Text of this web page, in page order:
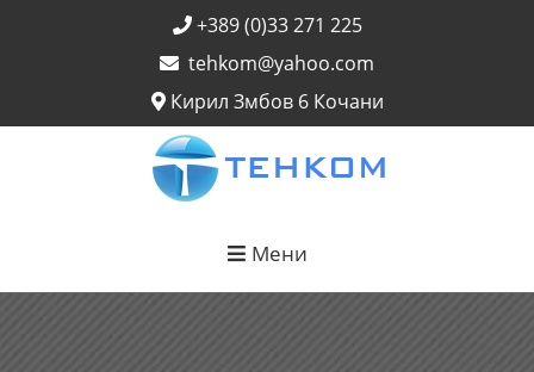
+389 (0)33 271 225
tehkom@yahoo.com
Кирил Змбов 6 Кочани
Мени